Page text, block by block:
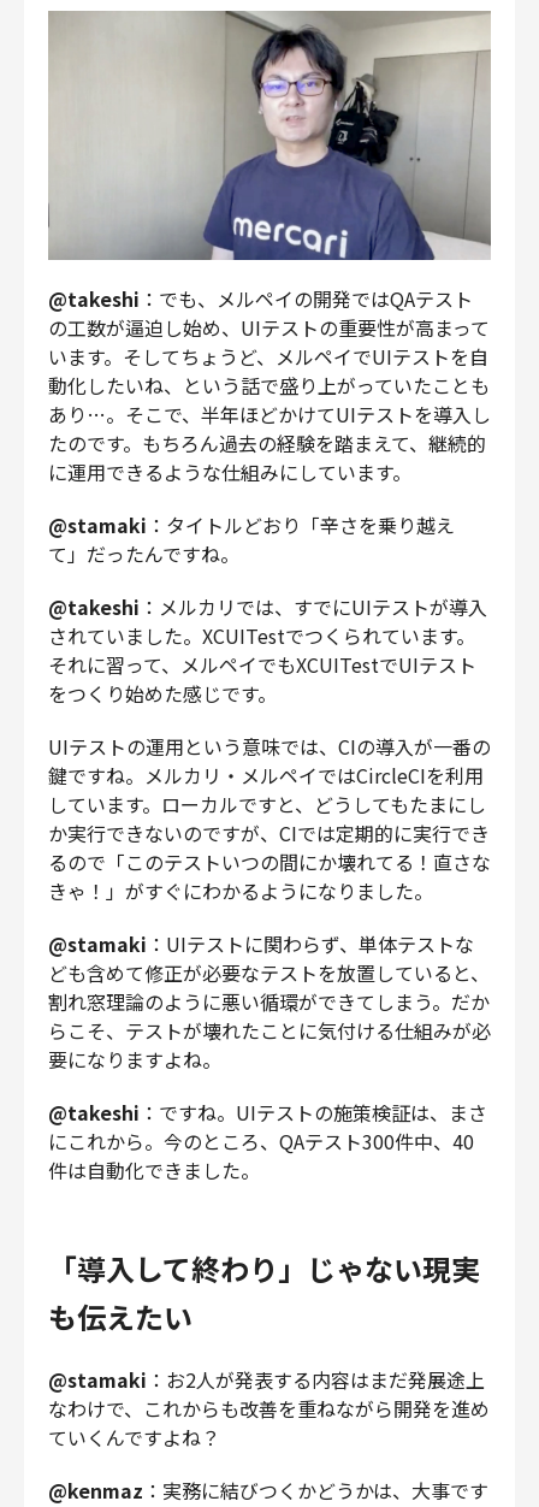
@takeshi ：でも、メルペイの開発ではQAテスト
の工数が逼迫し始め、UIテストの重要性が高まって
います。そしてちょうど、メルペイでUIテストを自
動化したいね、という話で盛り上がっていたことも
あり…。そこで、半年ほどかけてUIテストを導入し
たのです。もちろん過去の経験を踏まえて、継続的
に運用できるような仕組みにしています。
@stamaki ：タイトルどおり「辛さを乗り越え
て」だったんですね。
@takeshi ：メルカリでは、すでにUIテストが導入
されていました。XCUITestでつくられています。
それに習って、メルペイでもXCUITestでUIテスト
をつくり始めた感じです。
UIテストの運用という意味では、CIの導入が一番の
鍵ですね。メルカリ・メルペイではCircleCIを利用
しています。ローカルですと、どうしてもたまにし
か実行できないのですが、CIでは定期的に実行でき
るので「このテストいつの間にか壊れてる！直さな
きゃ！」がすぐにわかるようになりました。
@stamaki ：UIテストに関わらず、単体テストな
ども含めて修正が必要なテストを放置していると、
割れ窓理論のように悪い循環ができてしまう。だか
らこそ、テストが壊れたことに気付ける仕組みが必
要になりますよね。
@takeshi ：ですね。UIテストの施策検証は、まさ
にこれから。今のところ、QAテスト300件中、40
件は自動化できました。
「導入して終わり」じゃない現実
も伝えたい
@stamaki ：お2人が発表する内容はまだ発展途上
なわけで、これからも改善を重ねながら開発を進め
ていくんですよね？
@kenmaz ：実務に結びつくかどうかは、大事です